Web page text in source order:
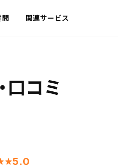
関連サービス
口コミ
5.0